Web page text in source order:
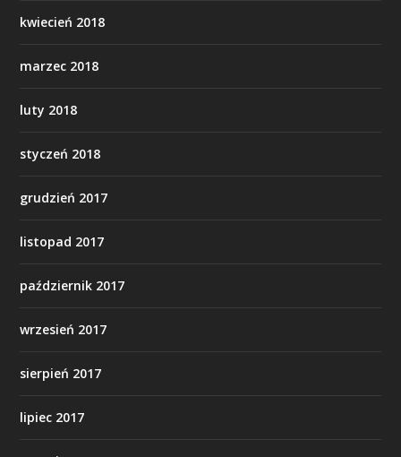
kwiecień 2018
marzec 2018
luty 2018
styczeń 2018
grudzień 2017
listopad 2017
październik 2017
wrzesień 2017
sierpień 2017
lipiec 2017